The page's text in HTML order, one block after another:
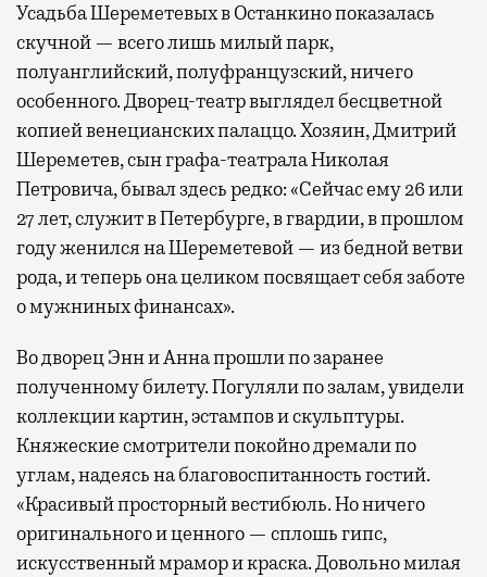
Усадьба Шереметевых в Останкино показалась
скучной — всего лишь милый парк,
полуанглийский, полуфранцузский, ничего
особенного. Дворец-театр выглядел бесцветной
копией венецианских палаццо. Хозяин, Дмитрий
Шереметев, сын графа-театрала Николая
Петровича, бывал здесь редко: «Сейчас ему 26 или
27 лет, служит в Петербурге, в гвардии, в прошлом
году женился на Шереметевой — из бедной ветви
рода, и теперь она целиком посвящает себя заботе
о мужниных финансах».
Во дворец Энн и Анна прошли по заранее
полученному билету. Погуляли по залам, увидели
коллекции картин, эстампов и скульптуры.
Княжеские смотрители покойно дремали по
углам, надеясь на благовоспитанность гостий.
«Красивый просторный вестибюль. Но ничего
оригинального и ценного — сплошь гипс,
искусственный мрамор и краска. Довольно милая